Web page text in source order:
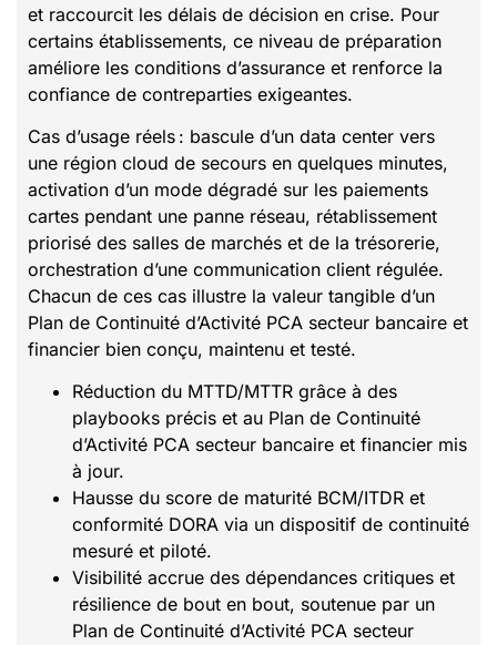
et raccourcit les délais de décision en crise. Pour
certains établissements, ce niveau de préparation
améliore les conditions d’assurance et renforce la
confiance de contreparties exigeantes.
Cas d’usage réels : bascule d’un data center vers
une région cloud de secours en quelques minutes,
activation d’un mode dégradé sur les paiements
cartes pendant une panne réseau, rétablissement
priorisé des salles de marchés et de la trésorerie,
orchestration d’une communication client régulée.
Chacun de ces cas illustre la valeur tangible d’un
Plan de Continuité d’Activité PCA secteur bancaire et
financier bien conçu, maintenu et testé.
Réduction du MTTD/MTTR grâce à des
playbooks précis et au Plan de Continuité
d’Activité PCA secteur bancaire et financier mis
à jour.
Hausse du score de maturité BCM/ITDR et
conformité DORA via un dispositif de continuité
mesuré et piloté.
Visibilité accrue des dépendances critiques et
résilience de bout en bout, soutenue par un
Plan de Continuité d’Activité PCA secteur